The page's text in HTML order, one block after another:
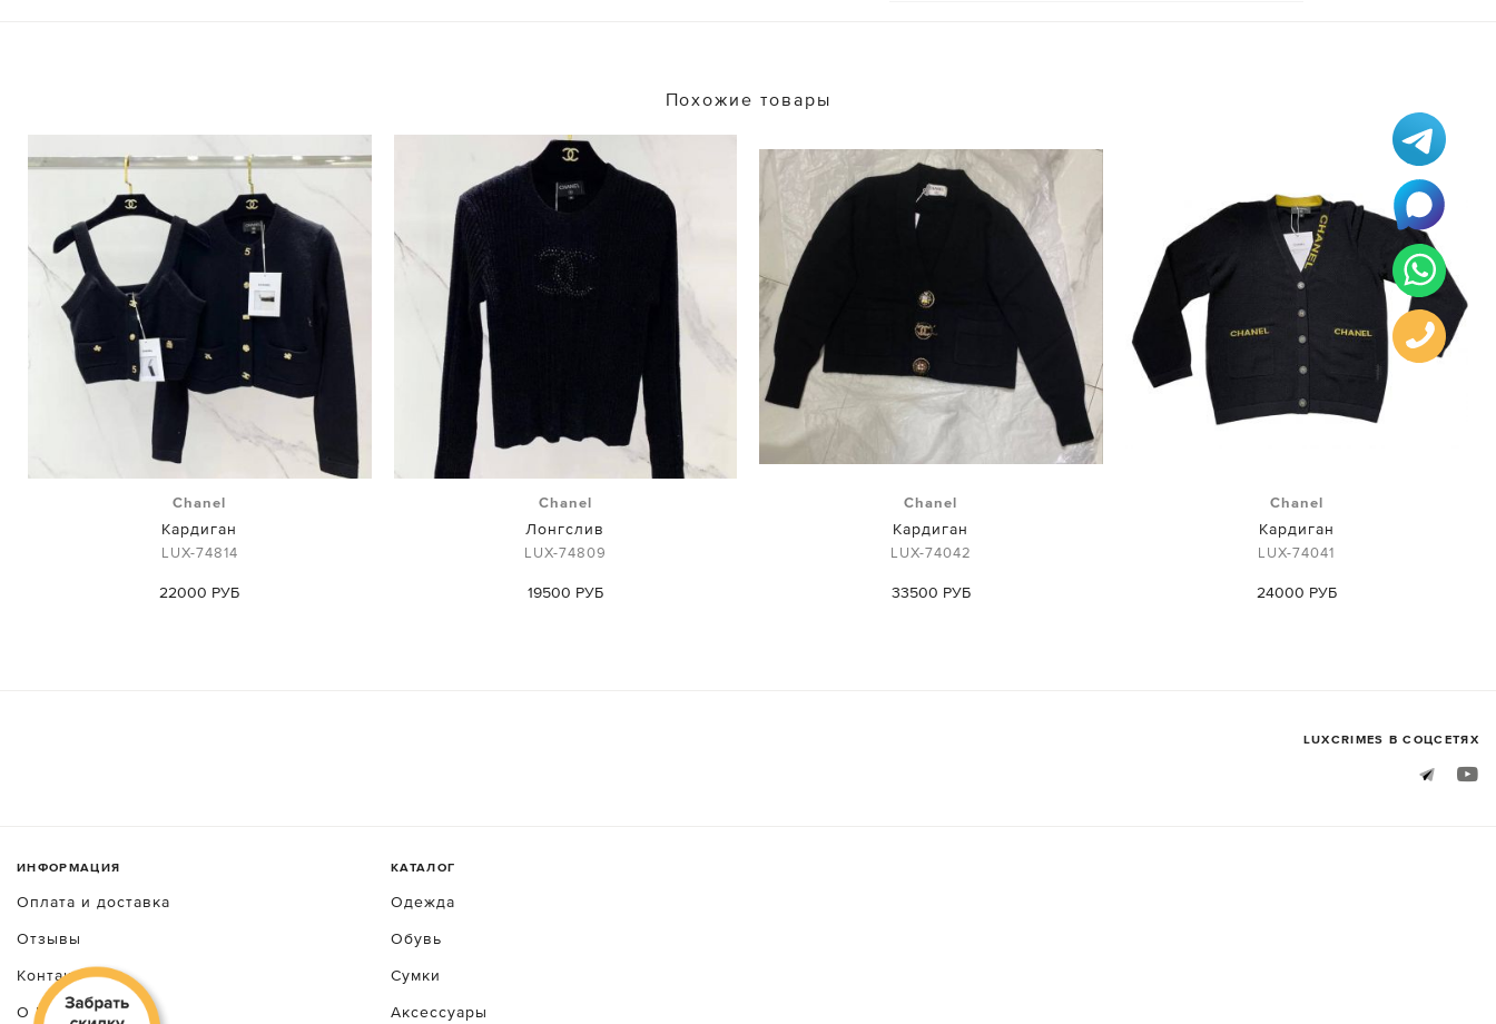
Похожие товары
Chanel
Кардиган
LUX-74814
22000 РУБ
Chanel
Лонгслив
LUX-74809
19500 РУБ
Chanel
Кардиган
LUX-74042
33500 РУБ
Chanel
Кардиган
LUX-74041
24000 РУБ
LUXСRIMES В СОЦСЕТЯХ
ИНФОРМАЦИЯ
Оплата и доставка
Отзывы
Контакты
О luxecrime
КАТАЛОГ
Одежда
Обувь
Сумки
Аксессуары